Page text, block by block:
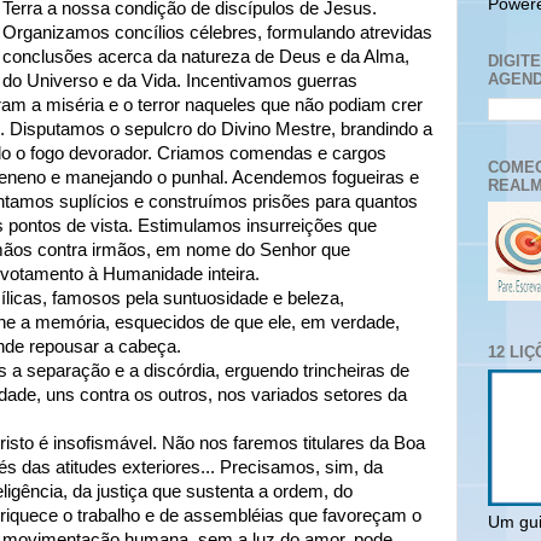
Terra a nossa condição de discípulos de Jesus.
Organizamos concílios célebres, formulando atrevidas
conclusões acerca da natureza de Deus e da Alma,
do Universo e da Vida. Incentivamos guerras
a miséria e o terror naqueles que não podiam crer
Disputamos o sepulcro do Divino Mestre, brandindo a
o fogo devorador. Criamos comendas e cargos
e manejando o punhal. Acendemos fogueiras e
suplícios e construímos prisões para quantos
de vista. Estimulamos insurreições que
contra irmãos, em nome do Senhor que
à Humanidade inteira.
famosos pela suntuosidade e beleza,
a memória, esquecidos de que ele, em verdade,
repousar a cabeça.
a separação e a discórdia, erguendo trincheiras de
uns contra os outros, nos variados setores da
é insofismável. Não nos faremos titulares da Boa
das atitudes exteriores... Precisamos, sim, da
da justiça que sustenta a ordem, do
o trabalho e de assembléias que favoreçam o
12
Um